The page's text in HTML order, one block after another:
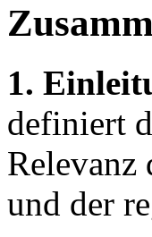
1.
definiert
Relevanz
und der